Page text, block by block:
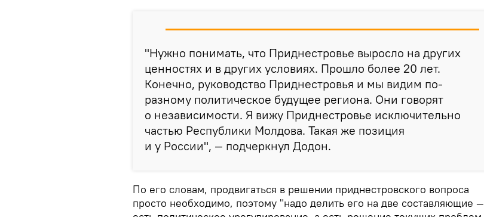
"Нужно понимать, что Приднестровье выросло на других
ценностях и в других условиях. Прошло более 20 лет.
Конечно, руководство Приднестровья и мы видим по-
разному политическое будущее региона. Они говорят
о независимости. Я вижу Приднестровье исключительно
частью Республики Молдова. Такая же позиция
и у России", — подчеркнул Додон.
По его словам, продвигаться в решении приднестровского вопроса
просто необходимо, поэтому "надо делить его на две составляющие —